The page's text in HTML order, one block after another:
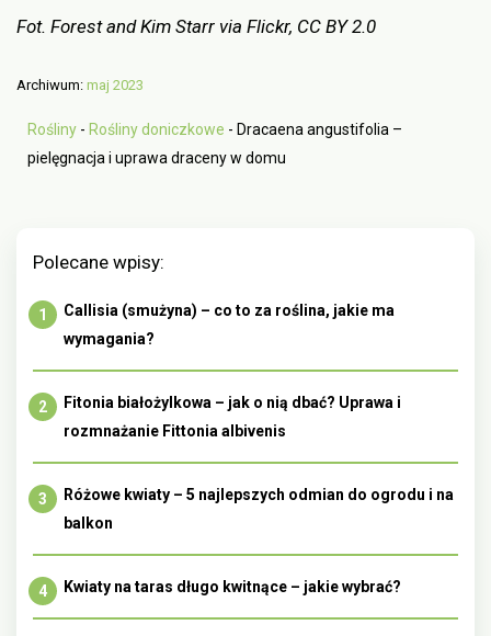
Fot. Forest and Kim Starr via Flickr, CC BY 2.0
Archiwum: maj 2023
Rośliny - Rośliny doniczkowe - Dracaena angustifolia –
pielęgnacja i uprawa draceny w domu
Polecane wpisy:
Callisia (smużyna) – co to za roślina, jakie ma
wymagania?
Fitonia białożylkowa – jak o nią dbać? Uprawa i
rozmnażanie Fittonia albivenis
Różowe kwiaty – 5 najlepszych odmian do ogrodu i na
balkon
Kwiaty na taras długo kwitnące – jakie wybrać?